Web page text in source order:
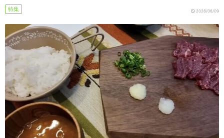
特集 2026/08/09